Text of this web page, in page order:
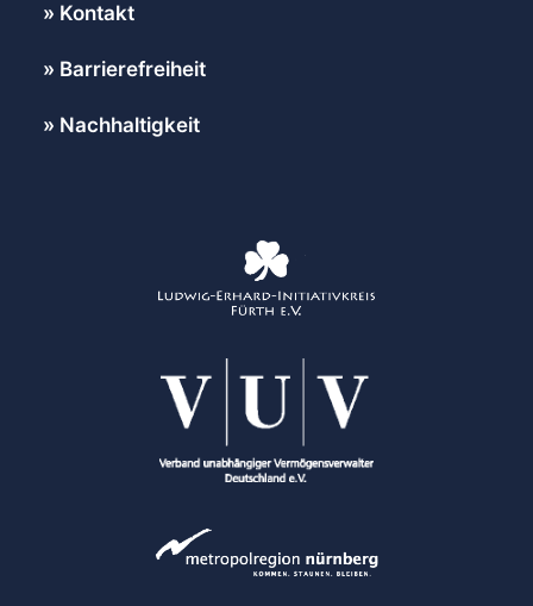
Kontakt
Barrierefreiheit
Nachhaltigkeit